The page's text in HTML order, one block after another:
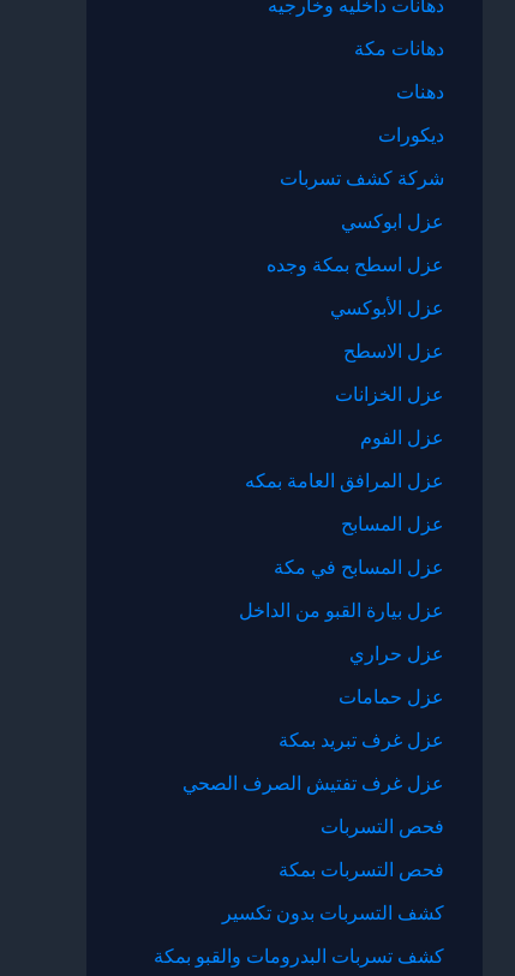
دهانات داخليه وخارجيه
دهانات مكة
دهنات
ديكورات
شركة كشف تسربات
عزل ابوكسي
عزل اسطح بمكة وجده
عزل الأبوكسي
عزل الاسطح
عزل الخزانات
عزل الفوم
عزل المرافق العامة بمكه
عزل المسابح
عزل المسابح في مكة
عزل بيارة القبو من الداخل
عزل حراري
عزل حمامات
عزل غرف تبريد بمكة
عزل غرف تفتيش الصرف الصحي
فحص التسربات
فحص التسربات بمكة
كشف التسربات بدون تكسير
كشف تسربات البدرومات والقبو بمكة